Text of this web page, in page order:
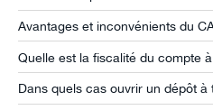
Avantages et inconvénients du
Quelle est la fiscalité du compte
Dans quels cas ouvrir un dépôt à